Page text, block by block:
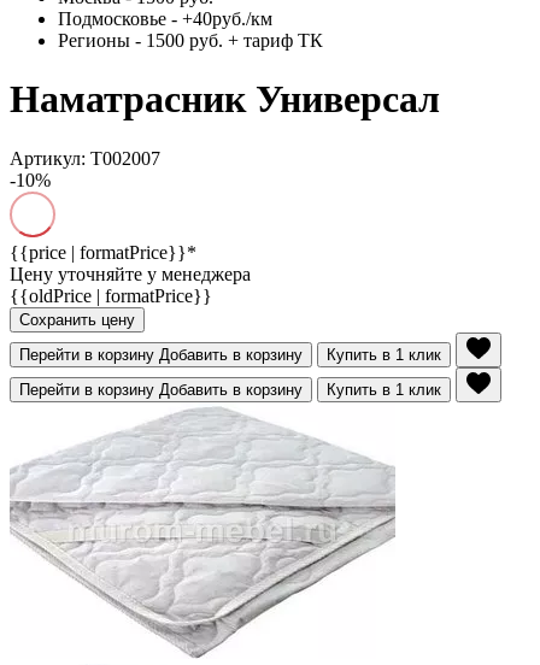
Подмосковье - +40руб./км
Регионы - 1500 руб. + тариф ТК
Наматрасник Универсал
Артикул: Т002007
-10%
{{price | formatPrice}}*
Цену уточняйте у менеджера
{{oldPrice | formatPrice}}
Сохранить цену
Перейти в корзину Добавить в корзину
Купить в 1 клик
Перейти в корзину Добавить в корзину Купить в 1 клик